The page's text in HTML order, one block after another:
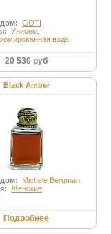
GOTI
Унисекс
вода
20 530 руб
Black Amber
Michele Bergman
Женские
Подробнее